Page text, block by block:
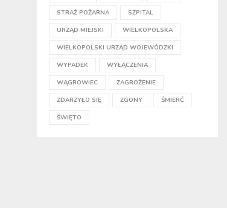
STRAŻ POŻARNA SZPITAL
URZĄD MIEJSKI WIELKOPOLSKA
WIELKOPOLSKI URZĄD WOJEWÓDZKI
WYPADEK WYŁĄCZENIA
WĄGROWIEC ZAGROŻENIE
ZDARZYŁO SIĘ ZGONY ŚMIERĆ
ŚWIĘTO